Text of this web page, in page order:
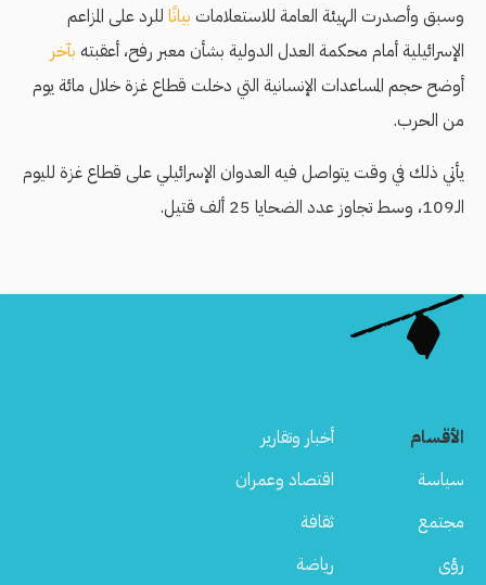
وسبق وأصدرت الهيئة العامة للاستعلامات بيانًا للرد على المزاعم
الإسرائيلية أمام محكمة العدل الدولية بشأن معبر رفح، أعقبته بآخر
أوضح حجم المساعدات الإنسانية التي دخلت قطاع غزة خلال مائة يوم
من الحرب.
يأتي ذلك في وقت يتواصل فيه العدوان الإسرائيلي على قطاع غزة لليوم
الـ109، وسط تجاوز عدد الضحايا 25 ألف قتيل.
الأقسام
أخبار وتقارير
سياسة
اقتصاد وعمران
مجتمع
ثقافة
رؤى
رياضة